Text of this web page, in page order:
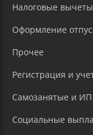
Налоговые вычеты
Оформление
Прочее
Регистрация и
Самозанятые и ИП
Социальные